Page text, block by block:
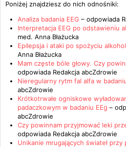
Poniżej znajdziesz do nich odnośniki:
Analiza badania EEG – odpowiada
Interpretacja EEG po odstawieniu
med. Anna Błażucka
Epilepsja i ataki po spożyciu
Anna Błażucka
Mam częste bóle głowy. Czy
odpowiada Redakcja abcZdrowie
Nieregularny rytm fal alfa w
abcZdrowie
Krótkotrwałe ogniskowe
padaczkowym w badaniu EEg –
abcZdrowie
Czy powinnam przyjmować leki
odpowiada Redakcja abcZdrowie
Unikanie mrugających świateł